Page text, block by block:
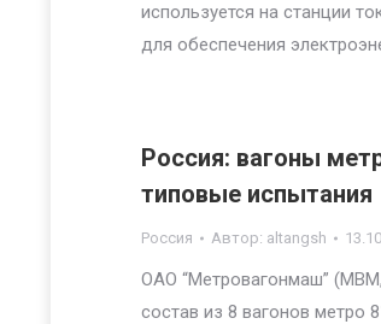
используется на станции
для обеспечения
Россия: вагоны
типовые испытания
Россия Автор: altangsh
ОАО “Метровагонмаш”
состав из 8 вагонов